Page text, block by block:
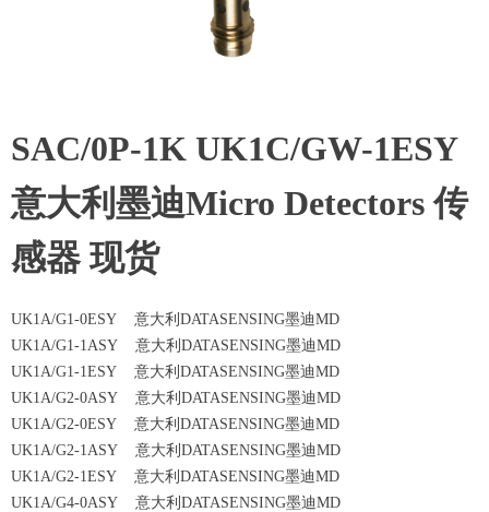
UK1A/G1-0ESY 意大利DATASENSING墨迪MD
UK1A/G1-1ASY 意大利DATASENSING墨迪MD
UK1A/G1-1ESY 意大利DATASENSING墨迪MD
UK1A/G2-0ASY 意大利DATASENSING墨迪MD
UK1A/G2-0ESY 意大利DATASENSING墨迪MD
UK1A/G2-1ASY 意大利DATASENSING墨迪MD
UK1A/G2-1ESY 意大利DATASENSING墨迪MD
UK1A/G4-0ASY 意大利DATASENSING墨迪MD
SAC/0P-1K UK1C/GW-1ESY
意大利墨迪Micro Detectors 传
感器 现货